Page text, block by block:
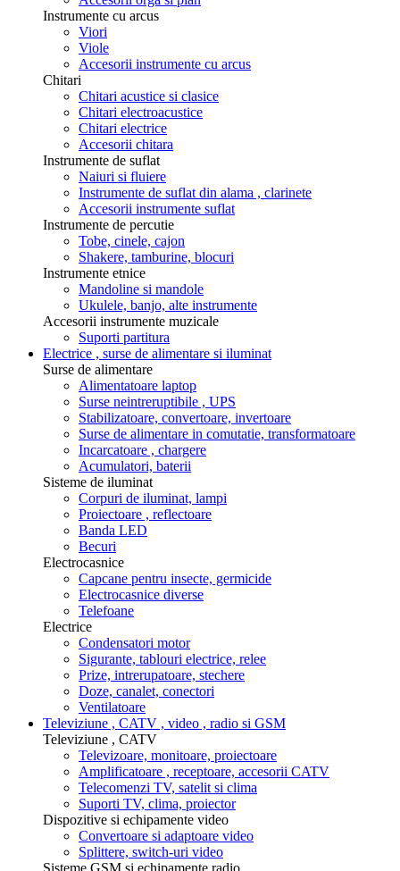
Instrumente cu arcus
Viori
Viole
Accesorii instrumente cu arcus
Chitari
Chitari acustice si clasice
Chitari electroacustice
Chitari electrice
Accesorii chitara
Instrumente de suflat
Naiuri si fluiere
Instrumente de suflat din alama , clarinete
Accesorii instrumente suflat
Instrumente de percutie
Tobe, cinele, cajon
Shakere, tamburine, blocuri
Instrumente etnice
Mandoline si mandole
Ukulele, banjo, alte instrumente
Accesorii instrumente muzicale
Suporti partitura
Electrice , surse de alimentare si iluminat
Surse de alimentare
Alimentatoare laptop
Surse neintreruptibile , UPS
Stabilizatoare, convertoare, invertoare
Surse de alimentare in comutatie, transformatoare
Incarcatoare , chargere
Acumulatori, baterii
Sisteme de iluminat
Corpuri de iluminat, lampi
Proiectoare , reflectoare
Banda LED
Becuri
Electrocasnice
Capcane pentru insecte, germicide
Electrocasnice diverse
Telefoane
Electrice
Condensatori motor
Sigurante, tablouri electrice, relee
Prize, intrerupatoare, stechere
Doze, canalet, conectori
Ventilatoare
Televiziune , CATV , video , radio si GSM
Televiziune , CATV
Televizoare, monitoare, proiectoare
Amplificatoare , receptoare, accesorii CATV
Telecomenzi TV, satelit si clima
Suporti TV, clima, proiector
Dispozitive si echipamente video
Convertoare si adaptoare video
Splittere, switch-uri video